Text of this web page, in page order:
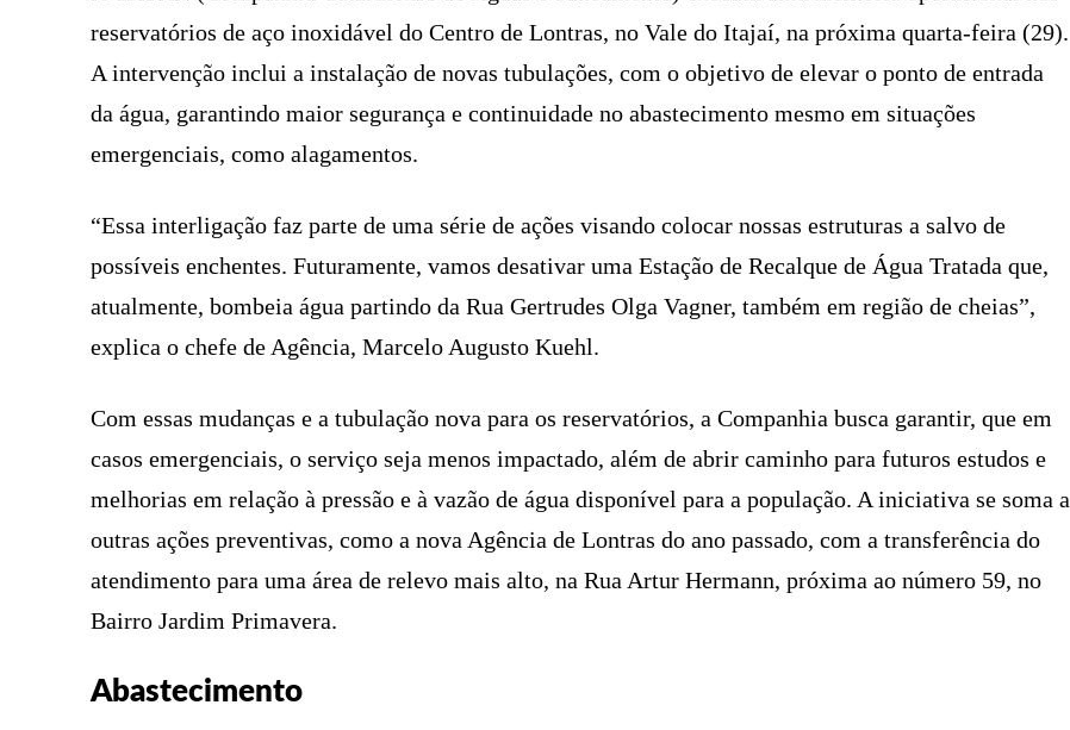
reservatórios de aço inoxidável do Centro de Lontras, no Vale do Itajaí, na próxima quarta-feira (29).
A intervenção inclui a instalação de novas tubulações, com o objetivo de elevar o ponto de entrada
da água, garantindo maior segurança e continuidade no abastecimento mesmo em situações
emergenciais, como alagamentos.
“Essa interligação faz parte de uma série de ações visando colocar nossas estruturas a salvo de
possíveis enchentes. Futuramente, vamos desativar uma Estação de Recalque de Água Tratada que,
atualmente, bombeia água partindo da Rua Gertrudes Olga Vagner, também em região de cheias”,
explica o chefe de Agência, Marcelo Augusto Kuehl.
Com essas mudanças e a tubulação nova para os reservatórios, a Companhia busca garantir, que em
casos emergenciais, o serviço seja menos impactado, além de abrir caminho para futuros estudos e
melhorias em relação à pressão e à vazão de água disponível para a população. A iniciativa se soma a
outras ações preventivas, como a nova Agência de Lontras do ano passado, com a transferência do
atendimento para uma área de relevo mais alto, na Rua Artur Hermann, próxima ao número 59, no
Bairro Jardim Primavera.
Abastecimento